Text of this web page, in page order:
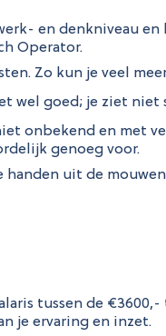
en denkniveau
Operator.
Zo kun je veel
wel goed; je ziet niet
onbekend en met
genoeg voor.
handen uit de
tussen de
je ervaring en inzet.